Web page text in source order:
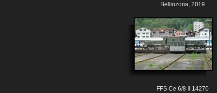
Bellinzona, 2019
FFS Ce 6/8 II 14270